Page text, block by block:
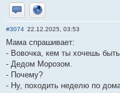
Отправить личное
Сайт
#3074 22.12.2025, 03:53
Мама спрашивает:
- Вовочка, кем ты хочешь
- Дедом Морозом.
- Почему?
- Ну, походить неделю по